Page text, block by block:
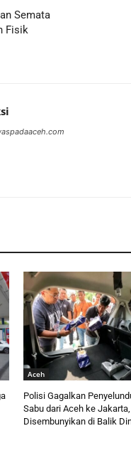
Semata
Fisik
Aceh
Polisi Gagalkan
Sabu dari Aceh ke Jakarta,
Disembunyikan di Balik